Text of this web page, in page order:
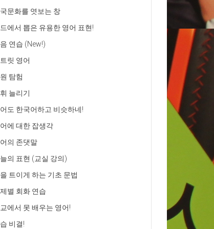
문화를 엿보는 창
에서 뽑은 유용한 영어 표현!
연습 (New!)
릿 영어
탐험
늘리기
도 한국어하고 비슷하네!
에 대한 잡생각
의 존댓말
의 표현 (교실 강의)
트이게 하는 기초 문법
별 회화 연습
에서 못 배우는 영어!
비결!